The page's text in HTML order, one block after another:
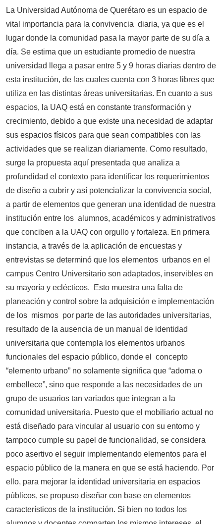
La Universidad Autónoma de Querétaro es un espacio de
vital importancia para la convivencia diaria, ya que es el
lugar donde la comunidad pasa la mayor parte de su día a
día. Se estima que un estudiante promedio de nuestra
universidad llega a pasar entre 5 y 9 horas diarias dentro de
esta institución, de las cuales cuenta con 3 horas libres que
utiliza en las distintas áreas universitarias. En cuanto a sus
espacios, la UAQ está en constante transformación y
crecimiento, debido a que existe una necesidad de adaptar
sus espacios físicos para que sean compatibles con las
actividades que se realizan diariamente. Como resultado,
surge la propuesta aquí presentada que analiza a
profundidad el contexto para identificar los requerimientos
de diseño a cubrir y así potencializar la convivencia social,
a partir de elementos que generan una identidad de nuestra
institución entre los alumnos, académicos y administrativos
que conciben a la UAQ con orgullo y fortaleza. En primera
instancia, a través de la aplicación de encuestas y
entrevistas se determinó que los elementos urbanos en el
campus Centro Universitario son adaptados, inservibles en
su mayoría y eclécticos. Esto muestra una falta de
planeación y control sobre la adquisición e implementación
de los mismos por parte de las autoridades universitarias,
resultado de la ausencia de un manual de identidad
universitaria que contempla los elementos urbanos
funcionales del espacio público, donde el concepto
“elemento urbano” no solamente significa que “adorna o
embellece”, sino que responde a las necesidades de un
grupo de usuarios tan variados que integran a la
comunidad universitaria. Puesto que el mobiliario actual no
está diseñado para vincular al usuario con su entorno y
tampoco cumple su papel de funcionalidad, se considera
poco asertivo el seguir implementando elementos para el
espacio público de la manera en que se está haciendo. Por
ello, para mejorar la identidad universitaria en espacios
públicos, se propuso diseñar con base en elementos
característicos de la institución. Si bien no todos los